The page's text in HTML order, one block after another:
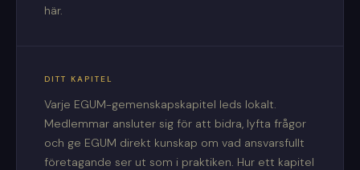
här.
DITT KAPITEL
Varje EGUM-gemenskapskapitel leds lokalt.
Medlemmar ansluter sig för att bidra, lyfta frågor
och ge EGUM direkt kunskap om vad ansvarsfullt
företagande ser ut som i praktiken. Hur ett kapitel